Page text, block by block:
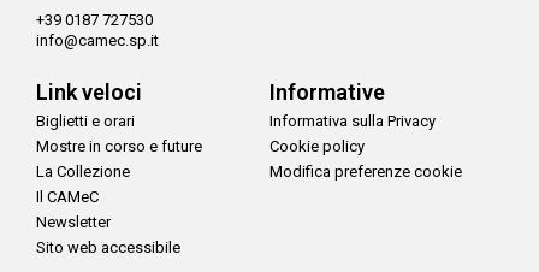
+39 0187 727530
info@camec.sp.it
Link veloci
Biglietti e orari
Mostre in corso e future
La Collezione
Il CAMeC
Newsletter
Sito web accessibile
Informative
Informativa sulla Privacy
Cookie policy
Modifica preferenze cookie